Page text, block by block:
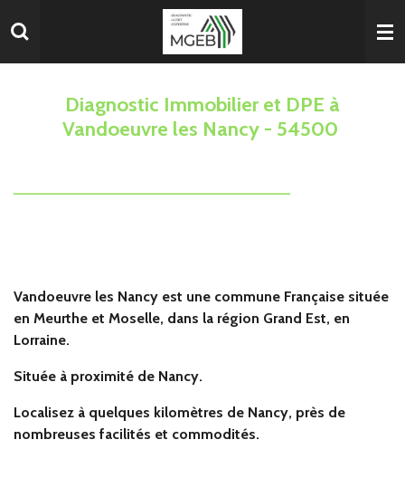
au
contenu
Diagnostic Immobilier et DPE à
Vandoeuvre les Nancy - 54500
Vandoeuvre les Nancy est une commune Française située
en Meurthe et Moselle, dans la région Grand Est, en
Lorraine.
Située à proximité de Nancy.
Localisez à quelques kilomètres de Nancy, près de
nombreuses facilités et commodités.